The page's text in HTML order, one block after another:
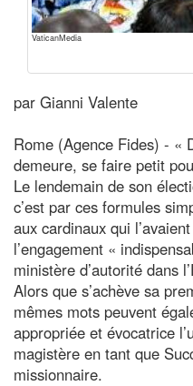
VaticanMedia
par Gianni Valente
Rome (Agence Fides) - «
demeure, se faire petit
Le lendemain de son
c’est par ces formules
aux cardinaux qui
l’engagement «
ministère d’autorité dans
Alors que s’achève sa
mêmes mots peuvent
appropriée et évocatrice
magistère en tant que
missionnaire.